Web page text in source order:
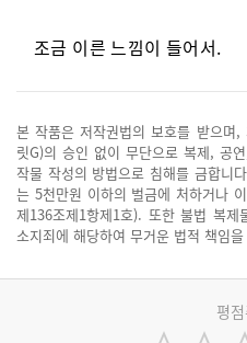
조금 이른 느낌이 들어서.
본 작품은 저작권법의 보호를 받으며
릿G)의 승인 없이 무단으로 복제, 공
작물 작성의 방법으로 침해를 금합니
는 5천만원 이하의 벌금에 처하거나
제136조제1항제1호). 또한 불법 복
소지죄에 해당하여 무거운 법적 책임
평